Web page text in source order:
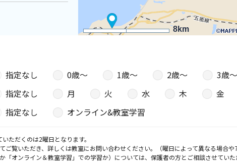
8km
指定なし 0歳〜 1歳〜 2歳〜 3歳〜
指定なし 月 火 水 木 金
指定なし オンライン&教室学習
ただくのは2曜日となります。
覧いただき、詳しくは教室にお問い合わせください。（曜日によって異なる場合や
オンライン＆教室学習」での学習か）については、保護者の方とご相談させていた